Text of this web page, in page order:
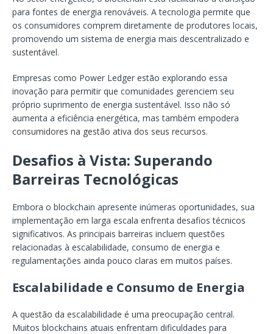
para fontes de energia renováveis. A tecnologia permite que
os consumidores comprem diretamente de produtores locais,
promovendo um sistema de energia mais descentralizado e
sustentável.
Empresas como Power Ledger estão explorando essa
inovação para permitir que comunidades gerenciem seu
próprio suprimento de energia sustentável. Isso não só
aumenta a eficiência energética, mas também empodera
consumidores na gestão ativa dos seus recursos.
Desafios à Vista: Superando
Barreiras Tecnológicas
Embora o blockchain apresente inúmeras oportunidades, sua
implementação em larga escala enfrenta desafios técnicos
significativos. As principais barreiras incluem questões
relacionadas à escalabilidade, consumo de energia e
regulamentações ainda pouco claras em muitos países.
Escalabilidade e Consumo de Energia
A questão da escalabilidade é uma preocupação central.
Muitos blockchains atuais enfrentam dificuldades para